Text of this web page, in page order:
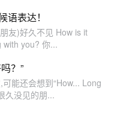
表达！
友)好久不见 How is it
with you? 你...
？”
能还会想到“How... Long
久没见的朋...